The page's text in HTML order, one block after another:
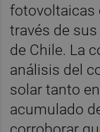
fotovoltaicas
través de
de Chile. La
análisis del
solar tanto
acumulado